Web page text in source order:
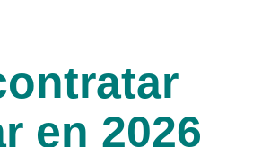
en 2026